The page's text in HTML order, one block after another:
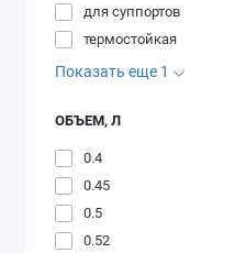
для суппортов
термостойкая
Показать еще 1
ОБЪЕМ, Л
0.4
0.45
0.5
0.52